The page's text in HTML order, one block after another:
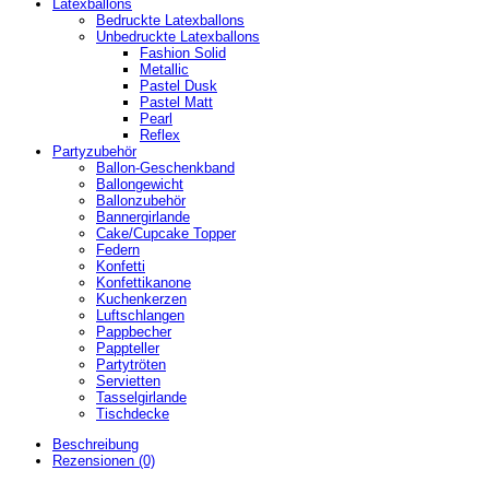
Latexballons
Bedruckte Latexballons
Unbedruckte Latexballons
Fashion Solid
Metallic
Pastel Dusk
Pastel Matt
Pearl
Reflex
Partyzubehör
Ballon-Geschenkband
Ballongewicht
Ballonzubehör
Bannergirlande
Cake/Cupcake Topper
Federn
Konfetti
Konfettikanone
Kuchenkerzen
Luftschlangen
Pappbecher
Pappteller
Partytröten
Servietten
Tasselgirlande
Tischdecke
Beschreibung
Rezensionen (0)